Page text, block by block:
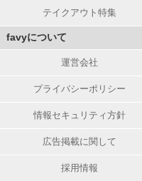
テイクアウト特集
favyについて
運営会社
プライバシーポリシー
情報セキュリティ方針
広告掲載に関して
採用情報